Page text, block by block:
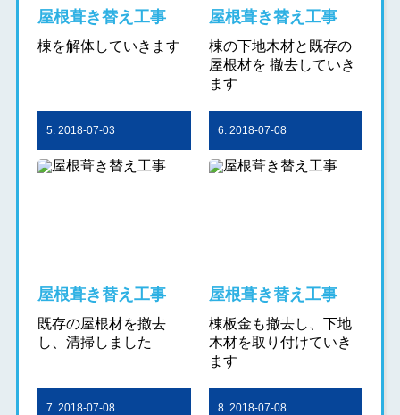
屋根葺き替え工事
棟を解体していきます
屋根葺き替え工事
棟の下地木材と既存の
屋根材を 撤去していき
ます
5. 2018-07-03
屋根葺き替え工事
既存の屋根材を撤去
し、清掃しました
6. 2018-07-08
屋根葺き替え工事
棟板金も撤去し、下地
木材を取り付けていき
ます
7. 2018-07-08 8. 2018-07-08